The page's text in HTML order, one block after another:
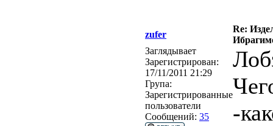
zufer
Re:
Заглядывает
Зарегистрирован:
17/11/2011 21:29
Група:
Зарегистрированные
пользователи
Сообщений: 35
-